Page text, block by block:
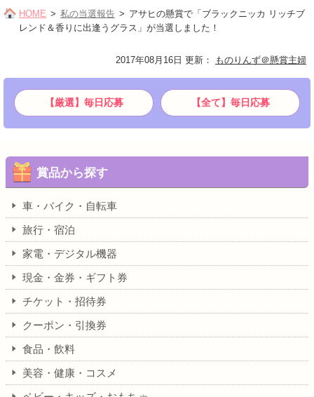
HOME 私の当選報告
アサヒの懸賞で「ブラックニッカ リッチブ
レンド＆香りに出逢うグラス」が当選しました！
2017年08月16日 更新 ： ものりんず＠懸賞主婦
【厳選】毎日応募 【全て】毎日応募
賞品から探す
車・バイク・自転車
旅行・宿泊
家電・デジタル機器
現金・金券・ギフト券
チケット・招待券
クーポン・引換券
食品・飲料
美容・健康・コスメ